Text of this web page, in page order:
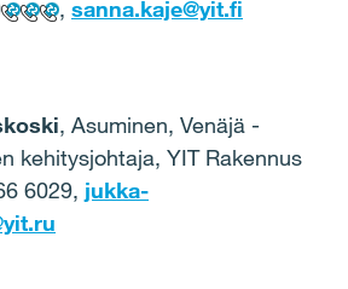
, sanna.kaje@yit.fi
, Asuminen, Venäjä -
kehitysjohtaja, YIT Rakennus
6029, jukka-